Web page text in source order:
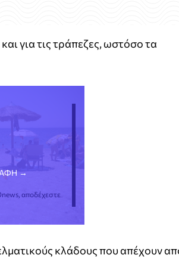
για τις τράπεζες, ωστόσο τα
αποδέχεστε
κλάδους που απέχουν